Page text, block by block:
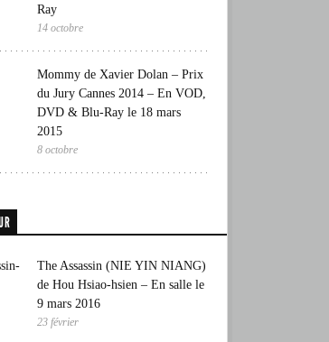
Ray
14 octobre
Mommy de Xavier Dolan – Prix
du Jury Cannes 2014 – En VOD,
DVD & Blu-Ray le 18 mars
2015
8 octobre
The Assassin (NIE YIN NIANG)
de Hou Hsiao-hsien – En salle le
9 mars 2016
23 février